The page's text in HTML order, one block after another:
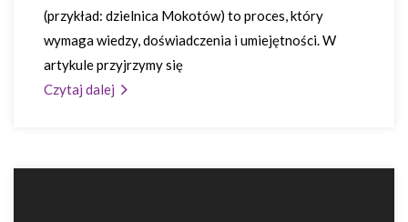
(przykład: dzielnica Mokotów) to proces, który
wymaga wiedzy, doświadczenia i umiejętności. W
artykule przyjrzymy się
Czytaj dalej